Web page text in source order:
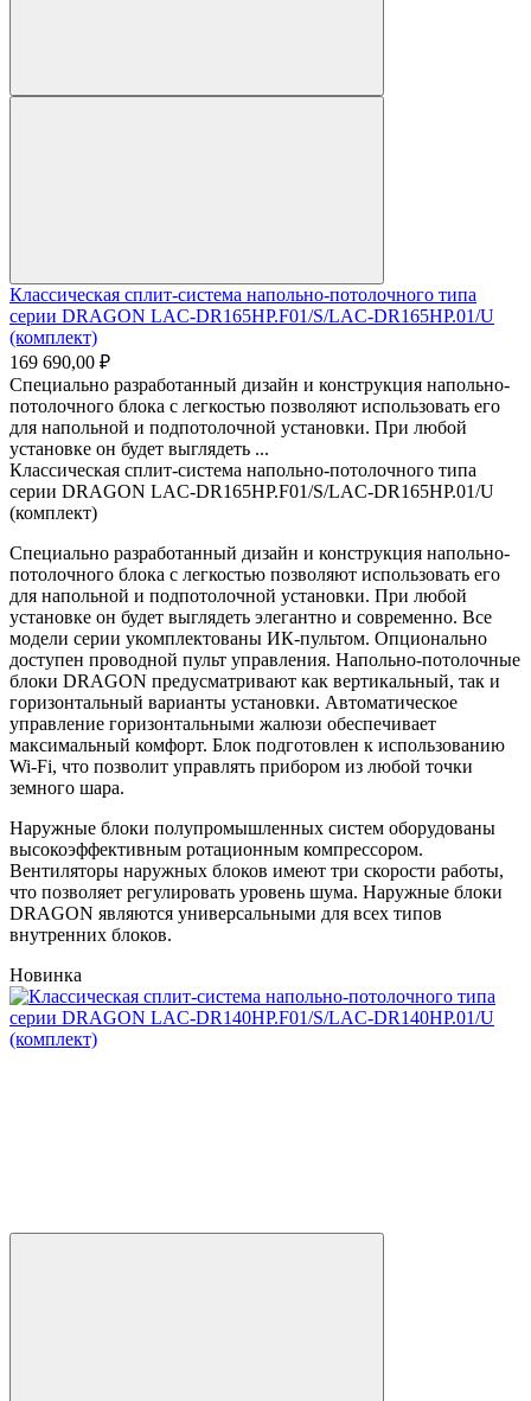
Классическая сплит-система напольно-потолочного типа
серии DRAGON LAC-DR165HP.F01/S/LAC-DR165HP.01/U
(комплект)
169 690,00 ₽
Специально разработанный дизайн и конструкция напольно-
потолочного блока с легкостью позволяют использовать его
для напольной и подпотолочной установки. При любой
установке он будет выглядеть ...
Классическая сплит-система напольно-потолочного типа
серии DRAGON LAC-DR165HP.F01/S/LAC-DR165HP.01/U
(комплект)
Специально разработанный дизайн и конструкция напольно-
потолочного блока с легкостью позволяют использовать его
для напольной и подпотолочной установки. При любой
установке он будет выглядеть элегантно и современно. Все
модели серии укомплектованы ИК-пультом. Опционально
доступен проводной пульт управления. Напольно-потолочные
блоки DRAGON предусматривают как вертикальный, так и
горизонтальный варианты установки. Автоматическое
управление горизонтальными жалюзи обеспечивает
максимальный комфорт. Блок подготовлен к использованию
Wi-Fi, что позволит управлять прибором из любой точки
земного шара.
Наружные блоки полупромышленных систем оборудованы
высокоэффективным ротационным компрессором.
Вентиляторы наружных блоков имеют три скорости работы,
что позволяет регулировать уровень шума. Наружные блоки
DRAGON являются универсальными для всех типов
внутренних блоков.
Новинка